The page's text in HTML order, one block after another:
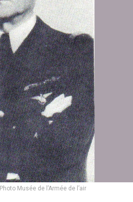
Photo Musée de l’Armée de l’air